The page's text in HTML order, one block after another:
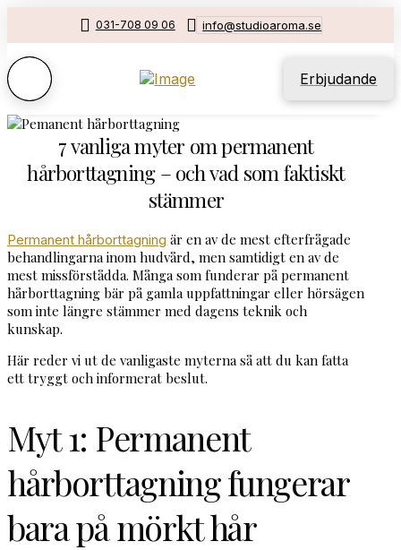
031-708 09 06 info@studioaroma.se
Erbjudande
7 vanliga myter om permanent
hårborttagning – och vad som faktiskt
stämmer
Permanent hårborttagning är en av de mest efterfrågade
behandlingarna inom hudvård, men samtidigt en av de
mest missförstådda. Många som funderar på permanent
hårborttagning bär på gamla uppfattningar eller hörsägen
som inte längre stämmer med dagens teknik och
kunskap.
Här reder vi ut de vanligaste myterna så att du kan fatta
ett tryggt och informerat beslut.
Myt 1: Permanent
hårborttagning fungerar
bara på mörkt hår